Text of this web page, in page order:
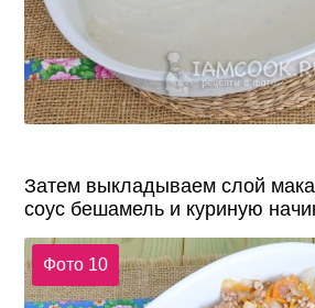
Затем выкладываем слой
соус бешамель и куриную
Фото 10